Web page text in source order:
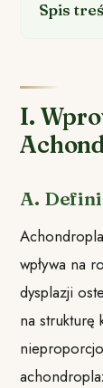
Spis
I.
A.
wpływa na
dysplazji
na strukturę